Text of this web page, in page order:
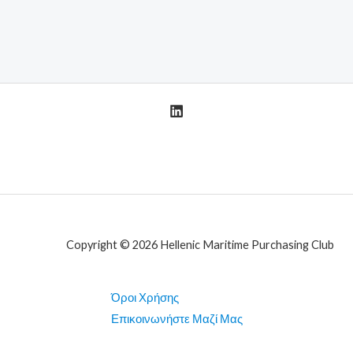
Copyright © 2026 Hellenic Maritime Purchasing Club
Όροι Χρήσης
Επικοινωνήστε Μαζί Μας